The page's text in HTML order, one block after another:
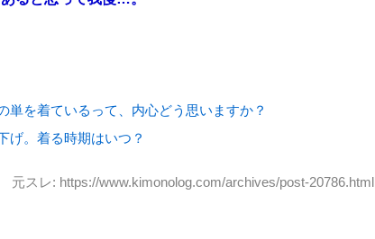
を着ているって、内心どう思いますか？
げ。着る時期はいつ？
元スレ: https://www.kimonolog.com/archives/post-20786.html